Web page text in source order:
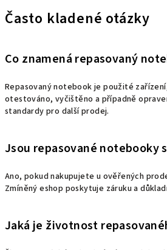
Často kladené otázky
Co znamená repasovaný
Repasovaný notebook je použité
otestováno, vyčištěno a případně
standardy pro další prodej.
Jsou repasované notebooky
Ano, pokud nakupujete u ověřených
Zmíněný eshop poskytuje záruku a
Jaká je životnost